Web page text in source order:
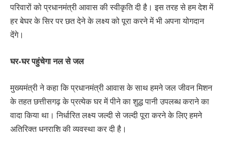
परिवारों को प्रधानमंत्री आवास की स्वीकृति दी है। इस तरह से हम देश में
हर बेघर के सिर पर छत देने के लक्ष्य को पूरा करने में भी अपना योगदान
देंगे।
घर-घर पहुंचेगा नल से जल
मुख्यमंत्री ने कहा कि प्रधानमंत्री आवास के साथ हमने जल जीवन मिशन
के तहत छत्तीसगढ़ के प्रत्येक घर में पीने का शुद्ध पानी उपलब्ध कराने का
वादा किया था। निर्धारित लक्ष्य जल्दी से जल्दी पूरा करने के लिए हमने
अतिरिक्त धनराशि की व्यवस्था कर दी है।